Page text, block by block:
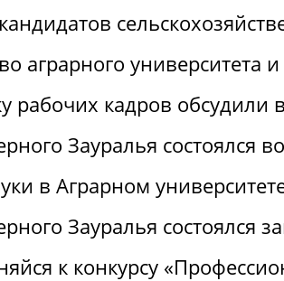
аграрного
рабочих кадров
Зауралья состоялся
в Аграрном
Зауралья
к конкурсу